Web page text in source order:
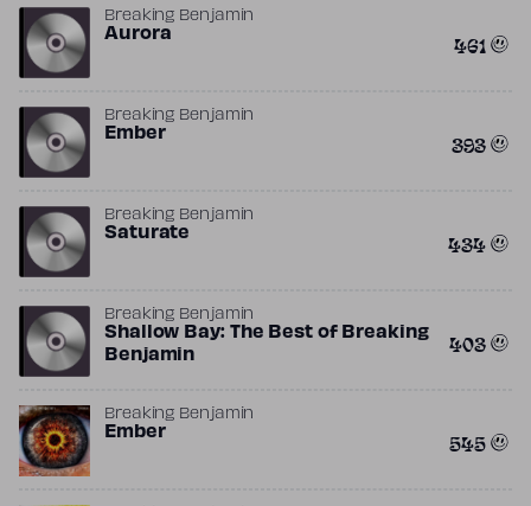
Breaking Benjamin
Aurora 461
Breaking Benjamin
Ember 393
Breaking Benjamin
Saturate 434
Breaking Benjamin
Shallow Bay: The Best of Breaking
Benjamin
403
Breaking Benjamin
Ember 545